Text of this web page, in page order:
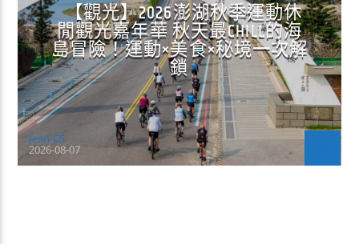
【觀光】2026澎湖秋季運動休
閒觀光嘉年華 秋天最CHILL的海
島冒險！運動×美食×秘境一次解
鎖
Jean-CS
2026-08-07